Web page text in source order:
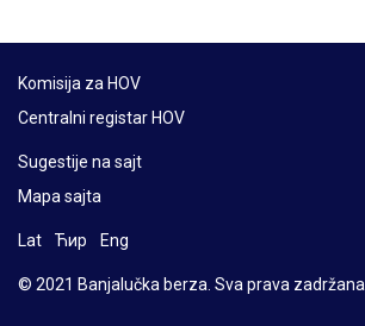
Komisija za HOV
Centralni registar HOV
Sugestije na sajt
Mapa sajta
Lat Ћир Eng
© 2021 Banjalučka berza. Sva prava zadržana.